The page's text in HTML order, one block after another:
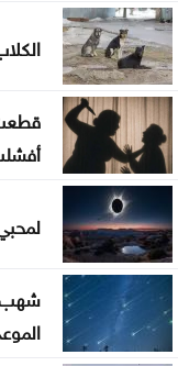
دراسة حديثة:
البيولوجية للدماغ
شهب